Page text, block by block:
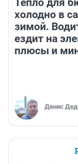
холодно в
зимой.
ездит на
плюсы и
Денис